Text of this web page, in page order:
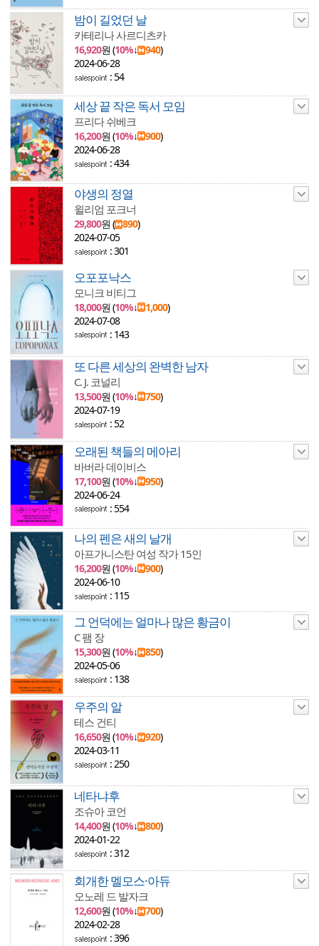
밤이 길었던 날
카테리나 사르디츠카
16,920원 (10%↓ 940)
2024-06-28
: 54
세상 끝 작은 독서 모임
프리다 쉬베크
16,200원 (10%↓ 900)
2024-06-28
: 434
야생의 정열
윌리엄 포크너
29,800원 ( 890)
2024-07-05
: 301
오포포낙스
모니크 비티그
18,000원 (10%↓ 1,000)
2024-07-08
: 143
또 다른 세상의 완벽한 남자
C. J. 코널리
13,500원 (10%↓ 750)
2024-07-19
: 52
오래된 책들의 메아리
바버라 데이비스
17,100원 (10%↓ 950)
2024-06-24
: 554
나의 펜은 새의 날개
아프가니스탄 여성 작가 15인
16,200원 (10%↓ 900)
2024-06-10
: 115
그 언덕에는 얼마나 많은 황금이
C 팸 장
15,300원 (10%↓ 850)
2024-05-06
: 138
우주의 알
테스 건티
16,650원 (10%↓ 920)
2024-03-11
: 250
네타냐후
조슈아 코언
14,400원 (10%↓ 800)
2024-01-22
: 312
회개한 멜모스·아듀
오노레 드 발자크
12,600원 (10%↓ 700)
2024-02-28
: 396